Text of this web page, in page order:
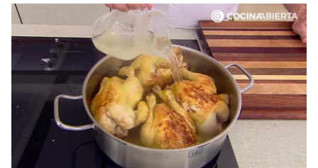
INICIAR SESIÓN CANCELAR
ACEPTAR